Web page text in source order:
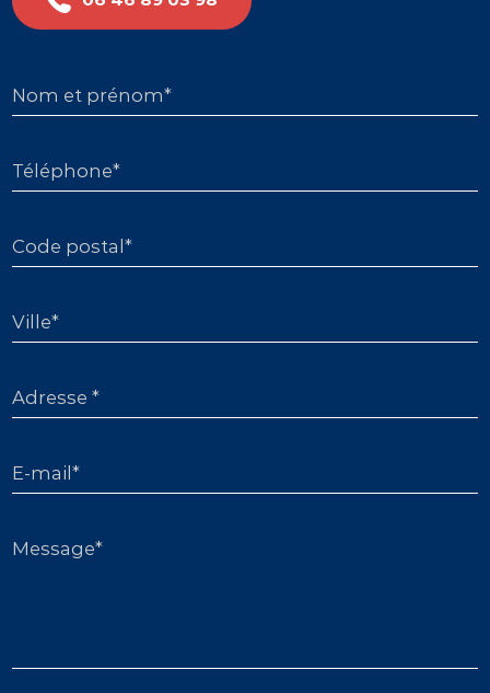
Nom et prénom*
Téléphone*
Code postal*
Ville*
Adresse *
E-mail*
Message*